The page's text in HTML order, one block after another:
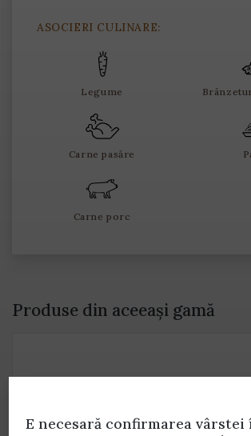
ASOCIERI CULINARE:
Legume
Carne pasăre
Carne porc
Produse din aceeași gamă
E necesară confirmarea vârstei